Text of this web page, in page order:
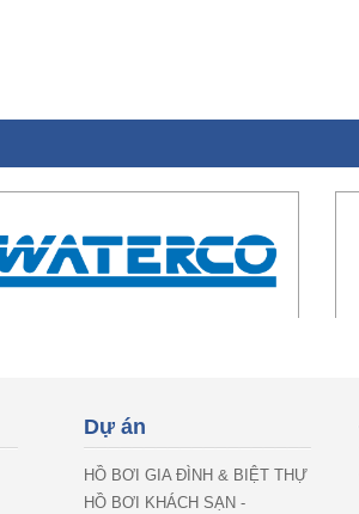
Dự án
HỒ BƠI GIA ĐÌNH & BIỆT THỰ
HỒ BƠI KHÁCH SẠN -